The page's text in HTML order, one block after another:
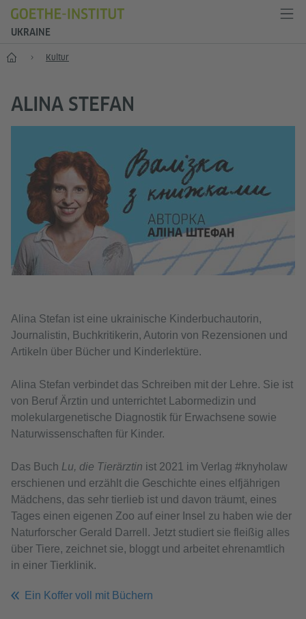
UKRAINE
Start Kultur
ALINA STEFAN
Alina Stefan ist eine ukrainische Kinderbuchautorin,
Journalistin, Buchkritikerin, Autorin von Rezensionen und
Artikeln über Bücher und Kinderlektüre.
Alina Stefan verbindet das Schreiben mit der Lehre. Sie ist
von Beruf Ärztin und unterrichtet Labormedizin und
molekulargenetische Diagnostik für Erwachsene sowie
Naturwissenschaften für Kinder.
Das Buch Lu, die Tierärztin ist 2021 im Verlag #knyholaw
erschienen und erzählt die Geschichte eines elfjährigen
Mädchens, das sehr tierlieb ist und davon träumt, eines
Tages einen eigenen Zoo auf einer Insel zu haben wie der
Naturforscher Gerald Darrell. Jetzt studiert sie fleißig alles
über Tiere, zeichnet sie, bloggt und arbeitet ehrenamtlich
in einer Tierklinik.
Ein Koffer voll mit Büchern